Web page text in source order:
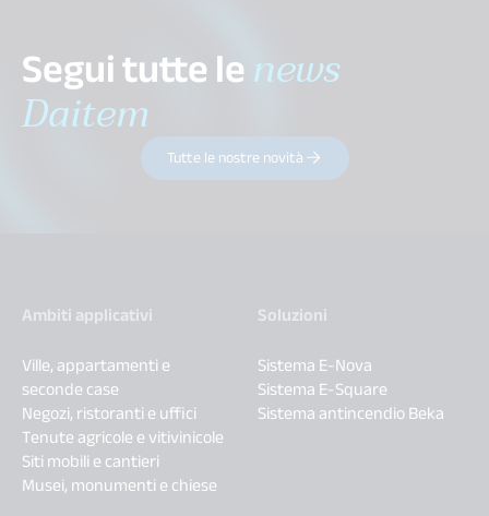
Segui tutte lenews
Daitem
Tutte le nostre novità
Ambiti applicativi
Ville, appartamenti e
seconde case
Negozi, ristoranti e uffici
Tenute agricole e vitivinicole
Siti mobili e cantieri
Musei, monumenti e chiese
Soluzioni
Sistema E-Nova
Sistema E-Square
Sistema antincendio Beka